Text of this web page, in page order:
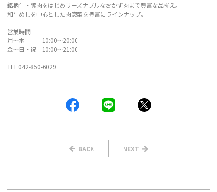
銘柄牛・豚肉をはじめリーズナブルなおかず肉まで豊富な品揃え。
和牛めしを中心とした肉惣菜を豊富にラインナップ。
営業時間
月〜木 10:00～20:00
金〜日・祝 10:00〜21:00
TEL 042-850-6029
BACK NEXT